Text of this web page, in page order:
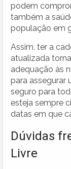
podem
também a
população em
Assim, ter a
atualizada
adequação às
para assegurar
seguro para
esteja sempre
datas em que
Dúvidas
Livre